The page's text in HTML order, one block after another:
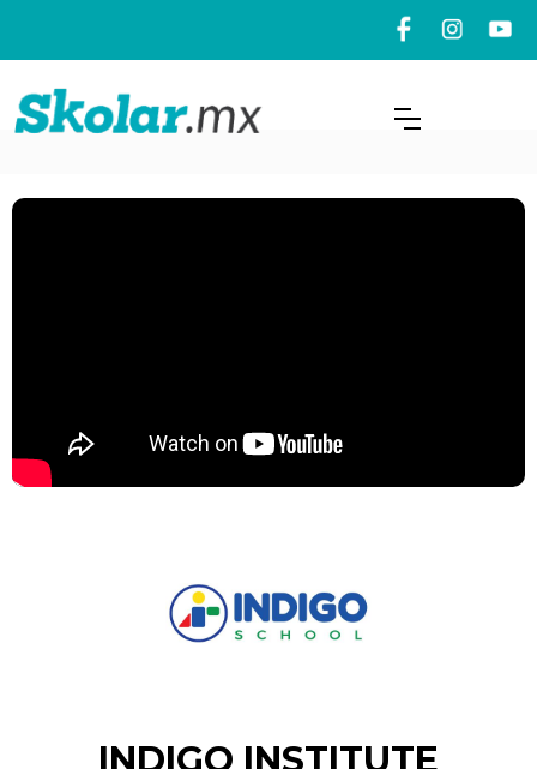
INDIGO INSTITUTE